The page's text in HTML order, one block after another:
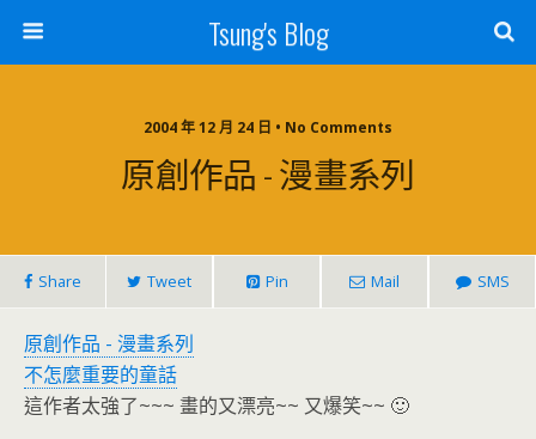
Tsung's Blog
2004 年 12 月 24 日 • No Comments
原創作品 - 漫畫系列
Share Tweet Pin Mail SMS
原創作品 - 漫畫系列
不怎麼重要的童話
這作者太強了~~~ 畫的又漂亮~~ 又爆笑~~ 🙂